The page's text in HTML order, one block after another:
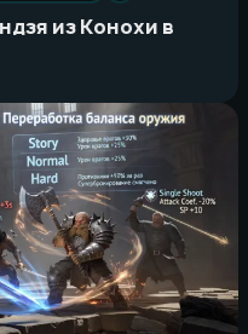
из Конохи в